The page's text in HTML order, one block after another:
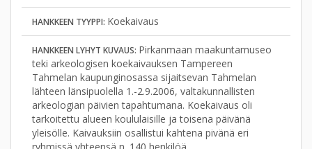
HANKKEEN TYYPPI: Koekaivaus
HANKKEEN LYHYT KUVAUS: Pirkanmaan maakuntamuseo
teki arkeologisen koekaivauksen Tampereen
Tahmelan kaupunginosassa sijaitsevan Tahmelan
lähteen länsipuolella 1.-2.9.2006, valtakunnallisten
arkeologian päivien tapahtumana. Koekaivaus oli
tarkoitettu alueen koululaisille ja toisena päivänä
yleisölle. Kaivauksiin osallistui kahtena pivänä eri